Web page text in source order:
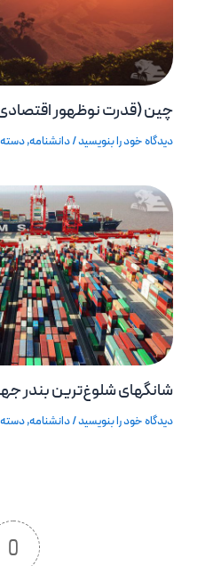
چین (قدرت نوظهور
دیدگاه‌ خود را بنویسید/دانشنامه,
شانگهای شلوغ‌ترین بندر
دیدگاه‌ خود را بنویسید/دانشنامه,
0